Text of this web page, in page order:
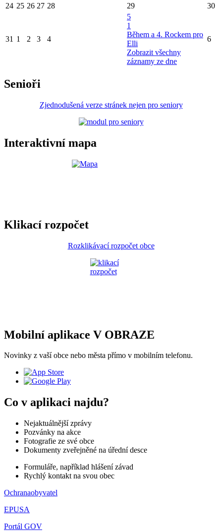
24 25 26 27 28 29 30
31 1 2 3 4
5
1
Během a 4. Rockem pro
Elli
Zobrazit všechny
záznamy ze dne
6
Senioři
Zjednodušená verze stránek nejen pro seniory
Interaktivní mapa
Klikací rozpočet
Rozklikávací rozpočet obce
Mobilní aplikace V OBRAZE
Novinky z vaší obce nebo města přímo v mobilním telefonu.
Co v aplikaci najdu?
Nejaktuálnější zprávy
Pozvánky na akce
Fotografie ze své obce
Dokumenty zveřejněné na úřední desce
Formuláře, například hlášení závad
Rychlý kontakt na svou obec
Ochranaobyvatel
EPUSA
Portál GOV